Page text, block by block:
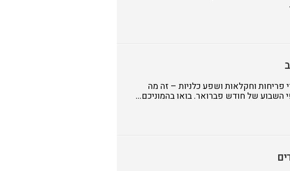
פריחות וחקלאות ושפע כלניות – זה מה
של חודש פברואר. בואו בהמוניכם...